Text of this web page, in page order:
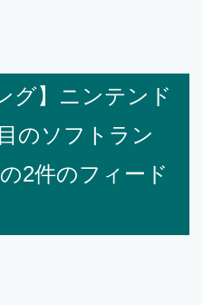
グ】ニンテンド
のソフトラン
2件のフィード